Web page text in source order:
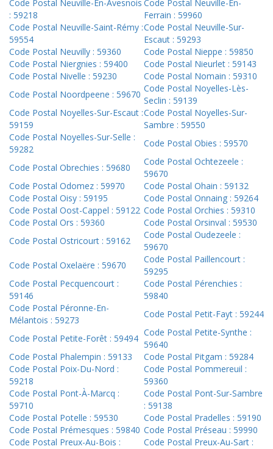
Code Postal Neuville-En-Avesnois
: 59218
Code Postal Neuville-En-
Ferrain : 59960
Code Postal Neuville-Saint-Rémy :
59554
Code Postal Neuville-Sur-
Escaut : 59293
Code Postal Neuvilly : 59360
Code Postal Nieppe : 59850
Code Postal Niergnies : 59400
Code Postal Nieurlet : 59143
Code Postal Nivelle : 59230
Code Postal Nomain : 59310
Code Postal Noordpeene : 59670
Code Postal Noyelles-Lès-
Seclin : 59139
Code Postal Noyelles-Sur-Escaut :
59159
Code Postal Noyelles-Sur-
Sambre : 59550
Code Postal Noyelles-Sur-Selle :
59282
Code Postal Obies : 59570
Code Postal Obrechies : 59680
Code Postal Ochtezeele :
59670
Code Postal Odomez : 59970
Code Postal Ohain : 59132
Code Postal Oisy : 59195
Code Postal Onnaing : 59264
Code Postal Oost-Cappel : 59122 Code Postal Orchies : 59310
Code Postal Ors : 59360
Code Postal Orsinval : 59530
Code Postal Ostricourt : 59162
Code Postal Oudezeele :
59670
Code Postal Oxelaëre : 59670
Code Postal Paillencourt :
59295
Code Postal Pecquencourt :
59146
Code Postal Pérenchies :
59840
Code Postal Péronne-En-
Mélantois : 59273
Code Postal Petit-Fayt : 59244
Code Postal Petite-Forêt : 59494
Code Postal Petite-Synthe :
59640
Code Postal Phalempin : 59133
Code Postal Pitgam : 59284
Code Postal Poix-Du-Nord :
59218
Code Postal Pommereuil :
59360
Code Postal Pont-À-Marcq :
59710
Code Postal Pont-Sur-Sambre
: 59138
Code Postal Potelle : 59530
Code Postal Pradelles : 59190
Code Postal Prémesques : 59840 Code Postal Préseau : 59990
Code Postal Preux-Au-Bois :
Code Postal Preux-Au-Sart :